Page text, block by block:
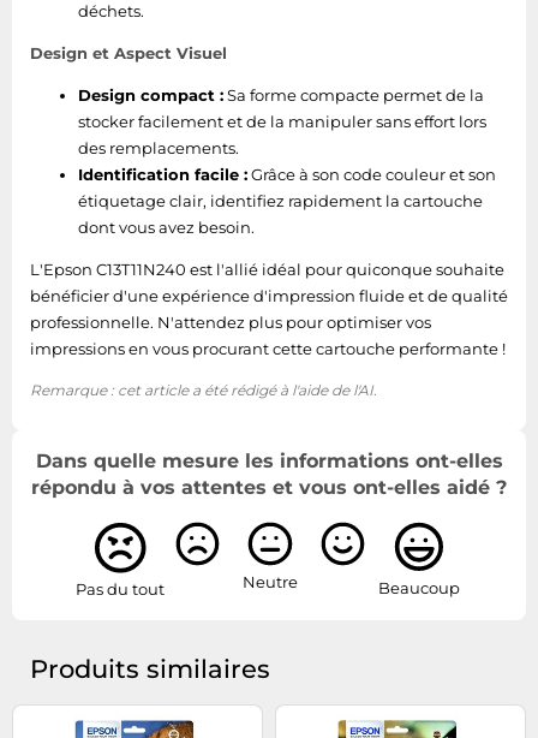
déchets.
Design et Aspect Visuel
Design compact :Sa forme compacte permet de la
stocker facilement et de la manipuler sans effort lors
des remplacements.
Identification facile :Grâce à son code couleur et son
étiquetage clair, identifiez rapidement la cartouche
dont vous avez besoin.
L'Epson C13T11N240 est l'allié idéal pour quiconque souhaite
bénéficier d'une expérience d'impression fluide et de qualité
professionnelle. N'attendez plus pour optimiser vos
impressions en vous procurant cette cartouche performante !
Remarque : cet article a été rédigé à l'aide de l'AI.
Dans quelle mesure les informations ont-elles
répondu à vos attentes et vous ont-elles aidé ?
Pas du tout Neutre Beaucoup
Produits similaires